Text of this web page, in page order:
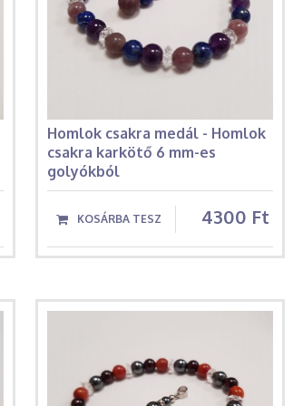
Homlok csakra medál - Homlok
csakra karkötő 6 mm-es
golyókból
4300 Ft